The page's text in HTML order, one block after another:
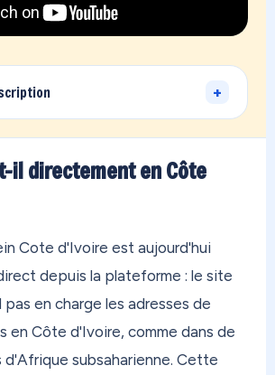
+
qui refusent de livrer à votre
a exactement ce qu'il vous faut.
votre adresse personnelle en
En 30 secondes, vous êtes
— Amazon, Zara, Temu, peu
tout dans notre entrepôt, on
et on vous les envoie
il directement en Côte
Cote d'Ivoire est aujourd'hui
depuis la plateforme : le site
en charge les adresses de
en Côte d'Ivoire, comme dans de
d'Afrique subsaharienne. Cette